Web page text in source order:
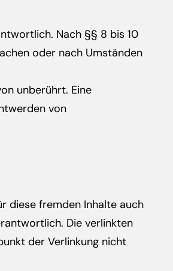
Nach §§ 8 bis 10
oder nach Umständen
unberührt. Eine
von
diese fremden Inhalte auch
Die verlinkten
der Verlinkung nicht